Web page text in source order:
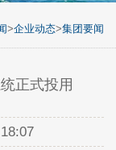
>企业动态>集团要闻
正式投用